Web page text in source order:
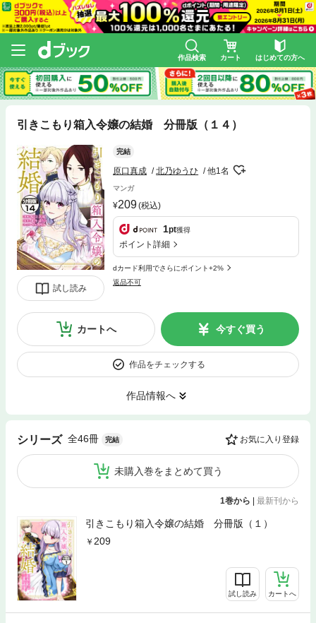
作品検索 カート はじめての方へ
引きこもり箱入令嬢の結婚 分冊版（１４）
試し読み
完結
原口真成 北乃ゆうひ 他1名
マンガ
209(税込)
1pt獲得
ポイント詳細
dカード利用でさらにポイント+2%
返品不可
カートへ 今すぐ買う
作品をチェックする
作品情報へ
シリーズ 全46冊 完結 お気に入り登録
未購入巻をまとめて買う
1巻から | 最新刊から
引きこもり箱入令嬢の結婚 分冊版（１）
209
試し読み カートへ